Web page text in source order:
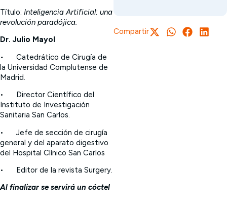
Título: Inteligencia Artificial: una
revolución paradójica.
Dr. Julio Mayol
•
Catedrático de Cirugía de
la Universidad Complutense de
Madrid.
•
Director Científico del
Instituto de Investigación
Sanitaria San Carlos.
•
Jefe de sección de cirugía
general y del aparato digestivo
del Hospital Clínico San Carlos
•
Editor de la revista Surgery.
Al finalizar se servirá un cóctel
Compartir